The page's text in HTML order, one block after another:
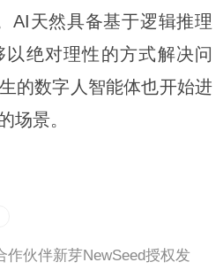
AI天然具备基于逻辑推理
绝对理性的方式解决问
的数字人智能体也开始进
场景。
作伙伴新芽NewSeed授权发